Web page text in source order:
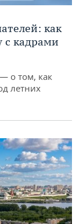
как
с кадрами
о том, как
летних